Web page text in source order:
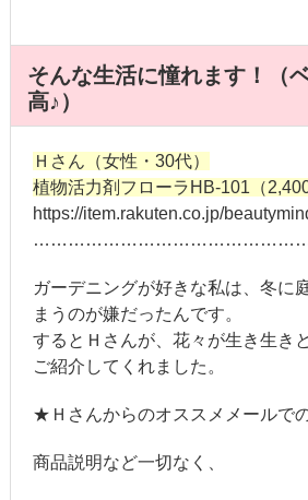
そんな生活に憧れます！（
高♪）
Ｈさん（女性・30代）
植物活力剤フローラHB-101（
https://item.rakuten.co.jp/
ガーデニングが好きな私は、冬に
まうのが嫌だったんです。
するとＨさんが、花々が生き生き
ご紹介してくれました。
★Ｈさんからのオススメメールで
商品説明など一切なく、